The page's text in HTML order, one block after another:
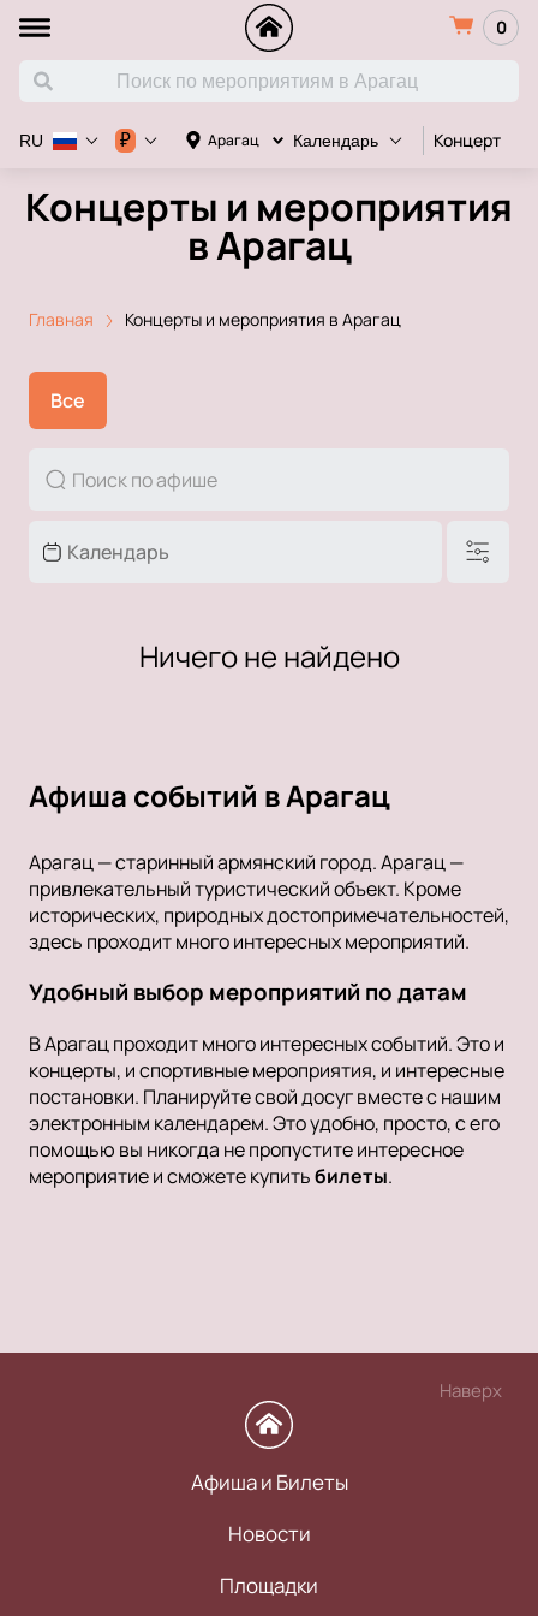
0
Арагац Календарь Концерт
RU ₽
Концерты и мероприятия
в Арагац
Главная Концерты и мероприятия в Арагац
Все
Ничего не найдено
Афиша событий в Арагац
Арагац — старинный армянский город. Арагац —
привлекательный туристический объект. Кроме
исторических, природных достопримечательностей,
здесь проходит много интересных мероприятий.
Удобный выбор мероприятий по датам
В Арагац проходит много интересных событий. Это и
концерты, и спортивные мероприятия, и интересные
постановки. Планируйте свой досуг вместе с нашим
электронным календарем. Это удобно, просто, с его
помощью вы никогда не пропустите интересное
мероприятие и сможете купитьбилеты.
Наверх
Афиша и Билеты
Новости
Площадки